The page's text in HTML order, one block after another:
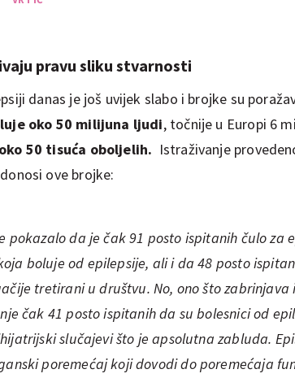
pravu sliku stvarnosti
danas je još uvijek slabo i brojke su
oko 50 milijuna ljudi, točnije u Europi 6
50 tisuća oboljelih. Istraživanje
ove brojke:
pokazalo da je čak 91 posto ispitanih čulo za
boluje od epilepsije, ali i da 48 posto
tretirani u društvu. No, ono što
čak 41 posto ispitanih da su bolesnici od
slučajevi što je apsolutna zabluda.
poremećaj koji dovodi do poremećaja